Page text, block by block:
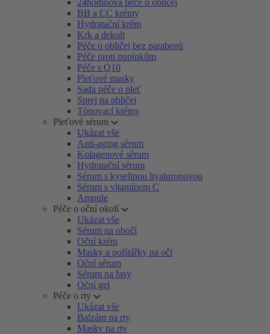
24hodinová péče o obličej
BB a CC krémy
Hydratační krém
Krk a dekolt
Péče o obličej bez parabenů
Péče proti pupínkům
Péče s Q10
Pleťové masky
Sada péče o pleť
Sprej na obličej
Tónovací krémy
Pleťové sérum
Ukázat vše
Anti-aging sérum
Kolagenové sérum
Hydratační sérum
Sérum s kyselinou hyaluronovou
Sérum s vitamínem C
Ampule
Péče o oční okolí
Ukázat vše
Sérum na obočí
Oční krém
Masky a polštářky na oči
Oční sérum
Sérum na řasy
Oční gel
Péče o rty
Ukázat vše
Balzám na rty
Masky na rty